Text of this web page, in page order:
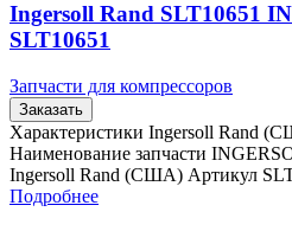
Ingersoll Rand SLT10651
SLT10651
Запчасти для компрессоров
Заказать
Характеристики Ingersoll Rand
Наименование запчасти
Ingersoll Rand (США) Артикул
Подробнее